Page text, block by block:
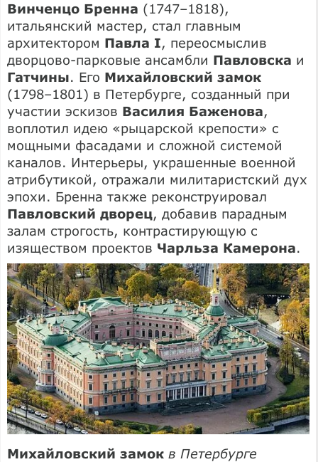
Винченцо Бренна (1747–1818),
итальянский мастер, стал главным
архитектором Павла I, переосмыслив
дворцово-парковые ансамбли Павловска и
Гатчины. Его Михайловский замок
(1798–1801) в Петербурге, созданный при
участии эскизов Василия Баженова,
воплотил идею «рыцарской крепости» с
мощными фасадами и сложной системой
каналов. Интерьеры, украшенные военной
атрибутикой, отражали милитаристский дух
эпохи. Бренна также реконструировал
Павловский дворец, добавив парадным
залам строгость, контрастирующую с
изяществом проектов Чарльза Камерона.
Михайловский замок в Петербурге